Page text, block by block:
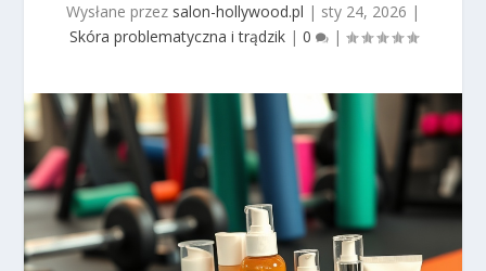
Wysłane przez salon-hollywood.pl | sty 24, 2026 |
Skóra problematyczna i trądzik| 0 |